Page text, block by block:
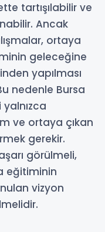
tartışılabilir ve
Ancak
ortaya
geleceğine
yapılması
nedenle Bursa
ve ortaya çıkan
gerekir.
görülmeli,
eğitiminin
vizyon